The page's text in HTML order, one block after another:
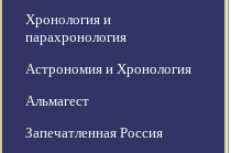
Хронология и
парахронология
Астрономия и Хронология
Альмагест
Запечатленная Россия